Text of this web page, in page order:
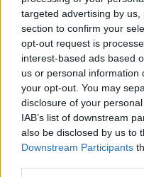
targeted advertising by
section to confirm your
opt-out request is
interest-based ads based
us or personal information
your opt-out. You may
disclosure of your
IAB’s list of downstream
also be disclosed by us to
Downstream Participants
Με την έναρξη των
του νέου γηπέδου της
κατεδαφίστηκε.
σταμάτησε εκεί.
Το σημερινό